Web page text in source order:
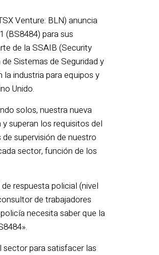
Venture: BLN) anuncia
(BS8484) para sus
de la SSAIB (Security
Sistemas de Seguridad y
industria para equipos y
Unido.
solos, nuestra nueva
superan los requisitos del
supervisión de nuestro
sector, función de los
respuesta policial (nivel
de trabajadores
necesita saber que la
para satisfacer las